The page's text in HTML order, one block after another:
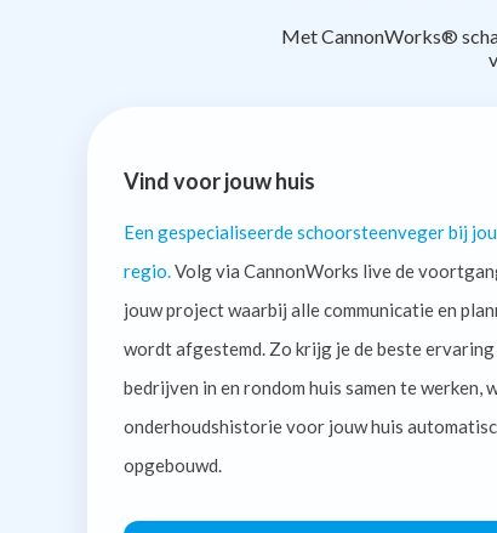
Met CannonWorks®
Vind voor jouw huis
Een gespecialiseerde schoorsteenveger bij
regio. Volg via CannonWorks live de
jouw project waarbij alle communicatie en
wordt afgestemd. Zo krijg je de beste ervaring
bedrijven in en rondom huis samen te werken,
onderhoudshistorie voor jouw huis
opgebouwd.